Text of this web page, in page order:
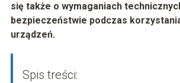
się także o wymaganiach
bezpieczeństwie podczas
urządzeń.
Spis treści: